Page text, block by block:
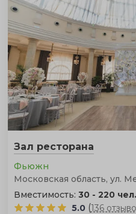
Зал ресторана
Фьюжн
Московская область, ул.
Вместимость: 30 - 220 чел.
5.0 (136